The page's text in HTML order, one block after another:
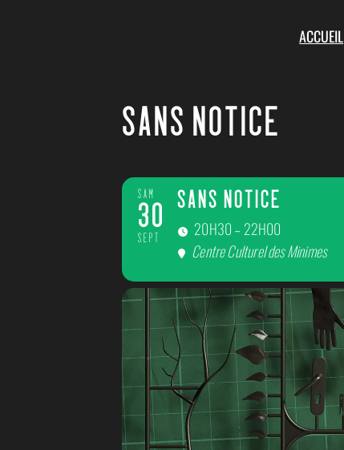
ACCUEIL
SANS NOTICE
SAM
30
SEPT
SANS NOTICE
20H30 – 22H00
Centre Culturel des Minimes